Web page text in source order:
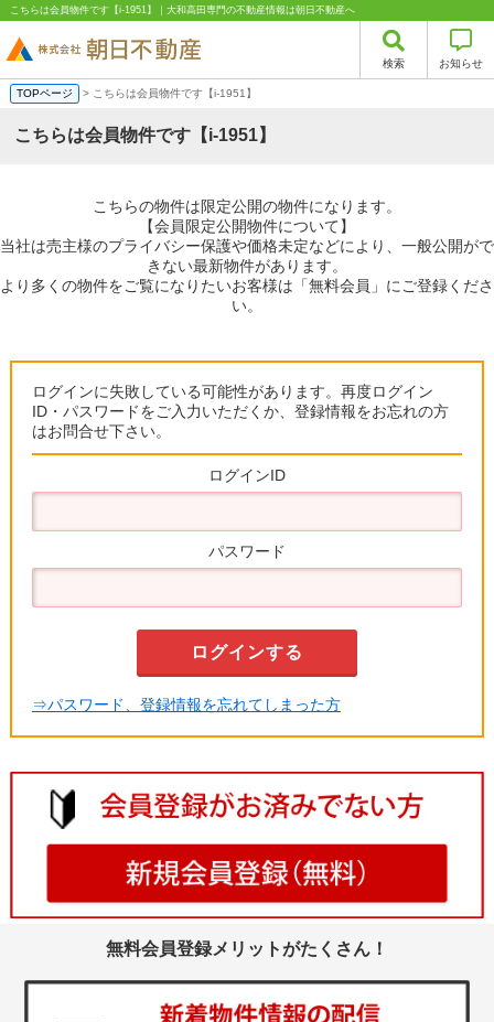
こちらは会員物件です【i-1951】｜大和高田専門の不動産情報は朝日不動産へ
検索 お知らせ
TOPページ > こちらは会員物件です【i-1951】
こちらは会員物件です【i-1951】
こちらの物件は限定公開の物件になります。
【会員限定公開物件について】
当社は売主様のプライバシー保護や価格未定などにより、一般公開がで
きない最新物件があります。
より多くの物件をご覧になりたいお客様は「無料会員」にご登録くださ
い。
ログインに失敗している可能性があります。再度ログイン
ID・パスワードをご入力いただくか、登録情報をお忘れの方
はお問合せ下さい。
ログインID
パスワード
⇒パスワード、登録情報を忘れてしまった方
無料会員登録メリットがたくさん！